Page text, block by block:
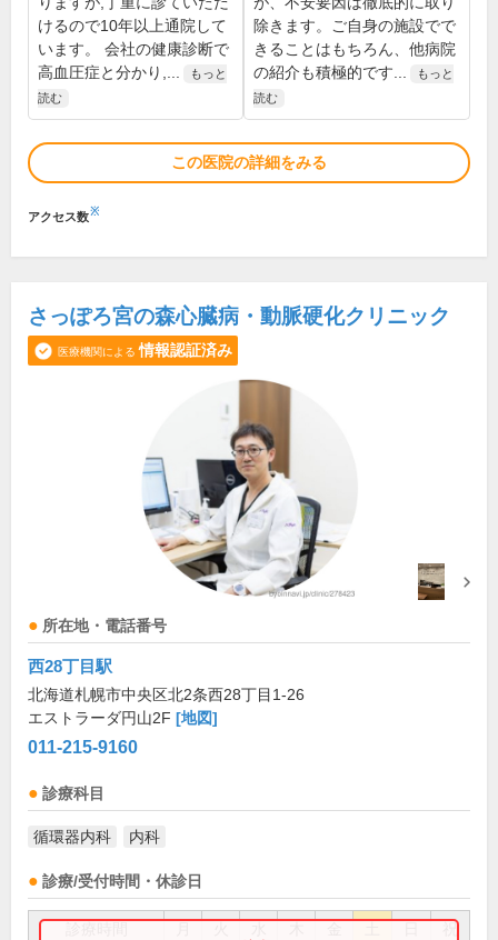
けるので10年以上通院して
います。 会社の健康診断で
高血圧症と分かり,...
もっと
読む
除きます。ご自身の施設でで
きることはもちろん、他病院
の紹介も積極的です...
もっと
読む
この医院の詳細をみる
アクセス数※
さっぽろ宮の森心臓病・動脈硬化クリニック
医療機関による 情報認証済み
所在地・電話番号
西28丁目駅
北海道札幌市中央区北2条西28丁目1-26
エストラーダ円山2F [地図]
011-215-9160
診療科目
循環器内科 内科
診療/受付時間・休診日
祝